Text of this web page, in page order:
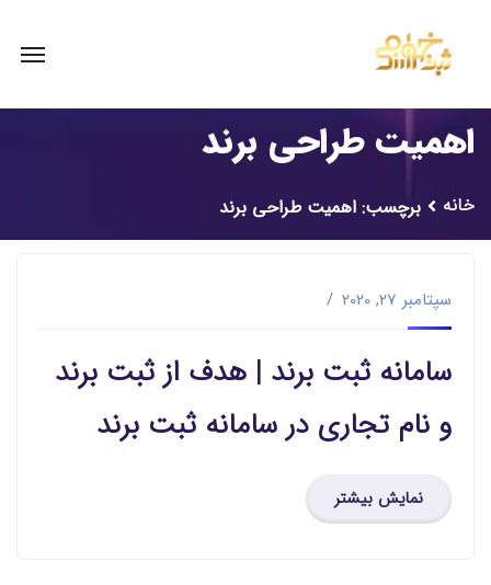
اهمیت طراحی برند
خانه برچسب: اهمیت طراحی برند
سپتامبر 27, 2020
سامانه ثبت برند | هدف از ثبت برند
و نام تجاری در سامانه ثبت برند
نمایش بیشتر